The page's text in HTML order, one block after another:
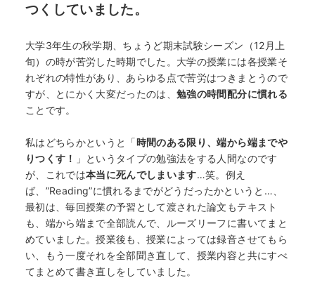
つくしていました。
大学3年生の秋学期、ちょうど期末試験シーズン（12月上
旬）の時が苦労した時期でした。大学の授業には各授業そ
れぞれの特性があり、あらゆる点で苦労はつきまとうので
すが、とにかく大変だったのは、勉強の時間配分に慣れる
ことです。
私はどちらかというと「時間のある限り、端から端までや
りつくす！
」というタイプの勉強法をする人間なのです
が、これでは本当に死んでしまいます…笑。例え
ば、”Reading”に慣れるまでがどうだったかというと…、
最初は、毎回授業の予習として渡された論文もテキスト
も、端から端まで全部読んで、ルーズリーフに書いてまと
めていました。授業後も、授業によっては録音させてもら
い、もう一度それを全部聞き直して、授業内容と共にすべ
てまとめて書き直しをしていました。